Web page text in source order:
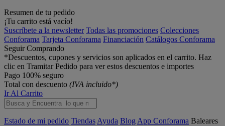
Resumen de tu pedido
¡Tu carrito está vacío!
Suscríbete a la newsletter Todas las promociones Colecciones
Conforama Tarjeta Conforama Financiación Catálogos Conforama
Seguir Comprando
*Descuentos, cupones y servicios son aplicados en el carrito. Haz
clic en Tramitar Pedido para ver estos descuentos e importes
Pago 100% seguro
Total con descuento (IVA incluido*)
Ir Al Carrito
Estado de mi pedido Tiendas Ayuda Blog App Conforama Baleares